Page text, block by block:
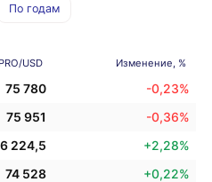
По годам
USD Изменение, %
75 780 -0,23%
75 951 -0,36%
224,5 +2,28%
74 528 +0,22%